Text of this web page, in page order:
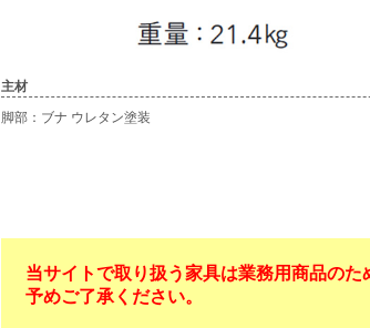
主材
脚部：ブナ ウレタン塗装
当サイトで取り扱う家具は業務用商品の
予めご了承ください。